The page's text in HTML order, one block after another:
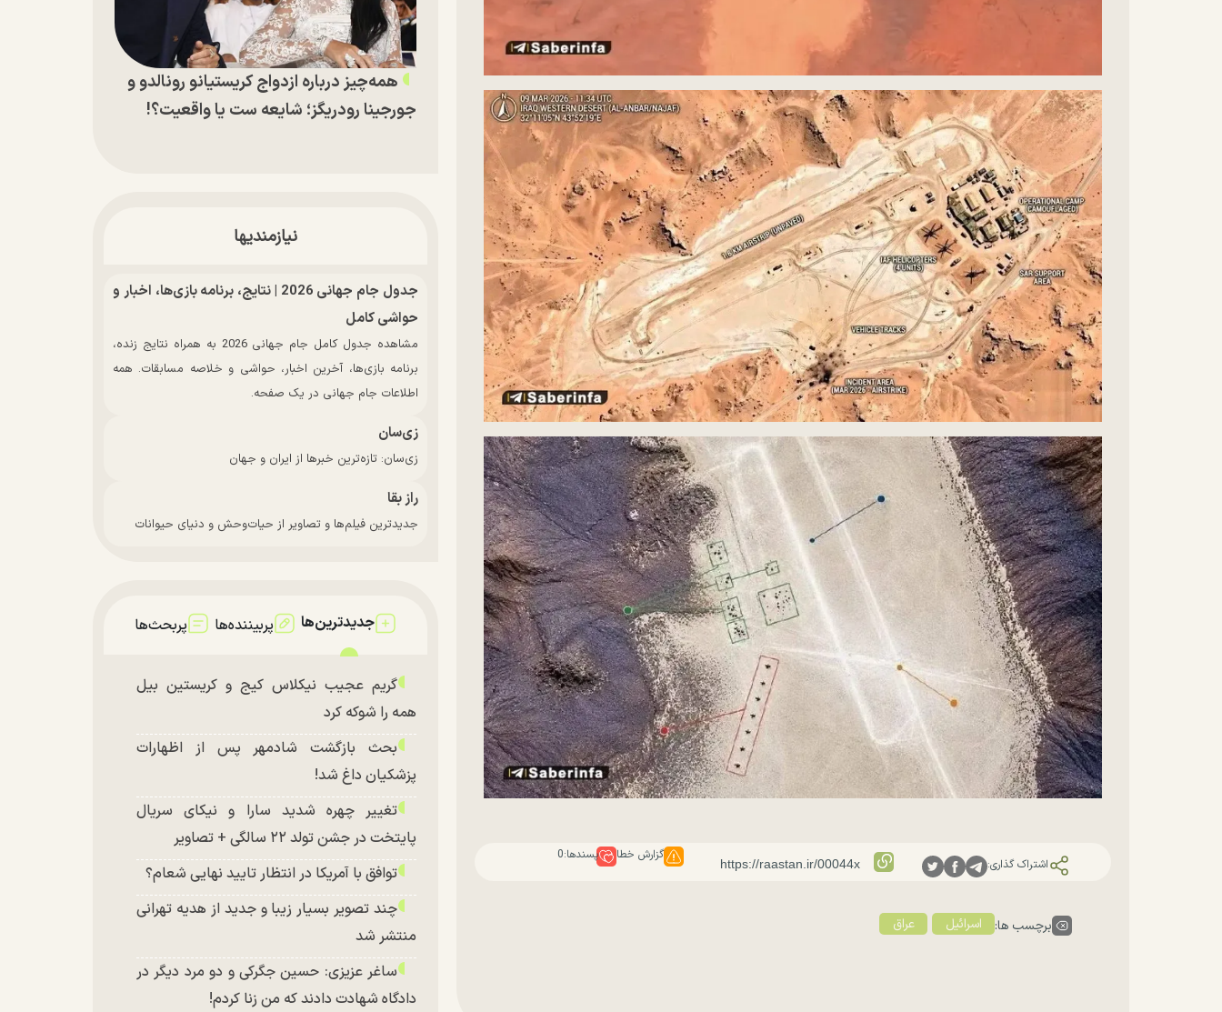
اشتراک گذاری:
گزارش خطا پسندها:0
برچسب ها: اسرائیل عراق
همه‌چیز درباره ازدواج کریستیانو رونالدو و
جورجینا رودریگز؛ شایعه ست یا واقعیت؟!
نیازمندیها
جدول جام جهانی 2026 | نتایج، برنامه بازی‌ها، اخبار و
حواشی کامل
مشاهده جدول کامل جام جهانی 2026 به همراه نتایج زنده،
برنامه بازی‌ها، آخرین اخبار، حواشی و خلاصه مسابقات. همه
اطلاعات جام جهانی در یک صفحه.
زی‌سان
زی‌سان: تازه‌ترین خبرها از ایران و جهان
راز بقا
جدیدترین فیلم‌ها و تصاویر از حیات‌وحش و دنیای حیوانات
جدیدترین‌ها پربیننده‌ها پربحث‌ها
گریم عجیب نیکلاس کیج و کریستین بیل
همه را شوکه کرد
بحث بازگشت شادمهر پس از اظهارات
پزشکیان داغ شد!
تغییر چهره شدید سارا و نیکای سریال
پایتخت در جشن تولد ۲۲ سالگی + تصاویر
توافق با آمریکا در انتظار تایید نهایی شعام؟
چند تصویر بسیار زیبا و جدید از هدیه تهرانی
منتشر شد
ساغر عزیزی: حسین جگرکی و دو مرد دیگر در
دادگاه شهادت دادند که من زنا کردم!